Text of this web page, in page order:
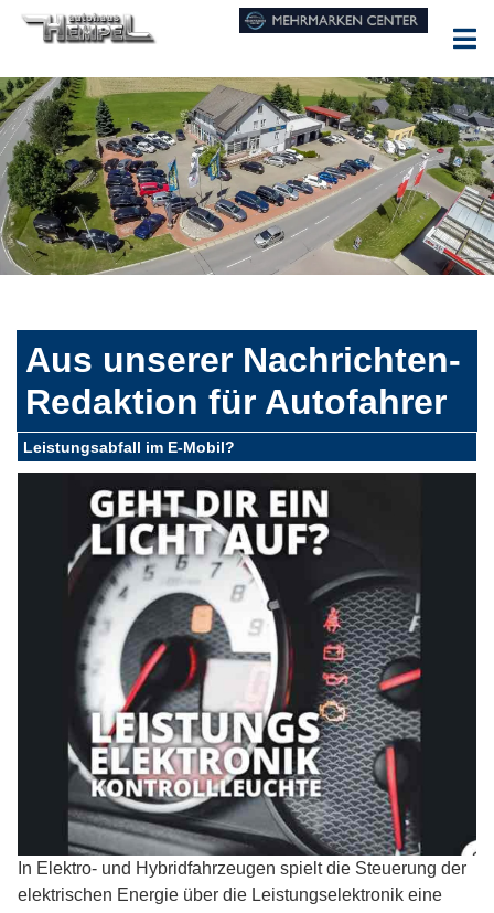
Aus unserer Nachrichten-
Redaktion für Autofahrer
Leistungsabfall im E-Mobil?
In Elektro- und Hybridfahrzeugen spielt die Steuerung der
elektrischen Energie über die Leistungselektronik eine